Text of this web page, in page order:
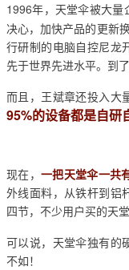
1996年，天堂伞被大
决心，加快产品的更新
行研制的电脑自控尼龙
先于世界先进水平。到
而且，王斌章还投入大
95%的设备都是自研
现在，一把天堂伞一共
外线面料，从铁杆到铝
四节，不少用户买的天堂
可以说，天堂伞独有的
不如！